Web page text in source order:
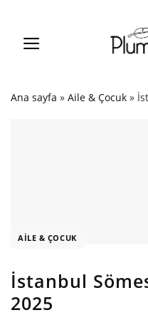
content
Ana sayfa » Aile & Çocuk »
AILE & ÇOCUK
İstanbul
2025